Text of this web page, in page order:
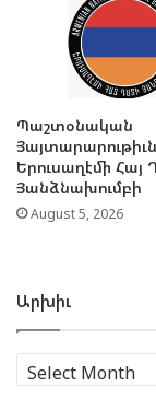
Պաշտօնական
Յայտարարութիւն
Երուսաղէմի
Յանձնախումբի
August 5, 2026
Արխիւ
Արխիւ